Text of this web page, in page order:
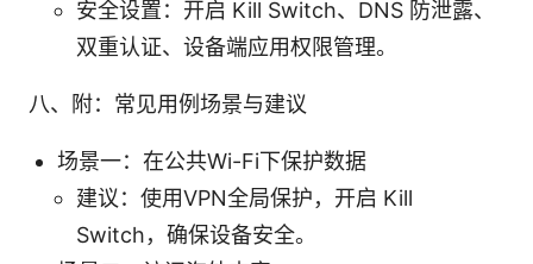
安全设置：开启 Kill Switch、DNS 防泄露、
双重认证、设备端应用权限管理。
八、附：常见用例场景与建议
场景一：在公共Wi-Fi下保护数据
建议：使用VPN全局保护，开启 Kill
Switch，确保设备安全。